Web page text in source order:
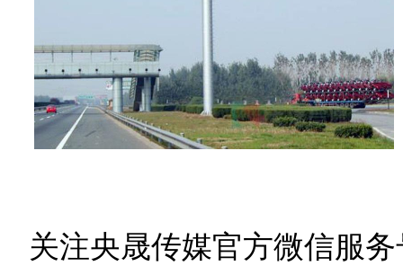
关注央晟传媒官方微信服务